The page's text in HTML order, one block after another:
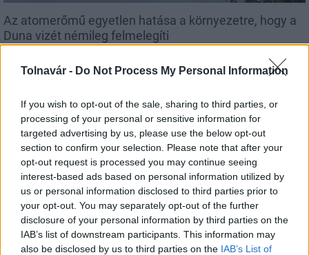
Tolnavár - Do Not Process My Personal Information
If you wish to opt-out of the sale, sharing to third parties, or
processing of your personal or sensitive information for
targeted advertising by us, please use the below opt-out
section to confirm your selection. Please note that after your
opt-out request is processed you may continue seeing
interest-based ads based on personal information utilized by
us or personal information disclosed to third parties prior to
your opt-out. You may separately opt-out of the further
disclosure of your personal information by third parties on the
IAB’s list of downstream participants. This information may
also be disclosed by us to third parties on the IAB’s List of
Az atomerőmű egyetlen hatása a környezetre, hogy a
Duna vizét némileg felmelegíti
MAGYAR ÉPÍTŐK
Útépítés